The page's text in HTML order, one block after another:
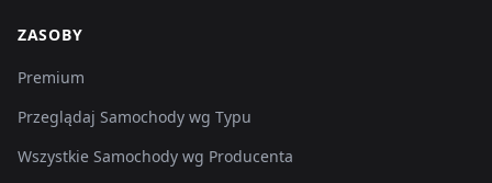
ZASOBY
Premium
Przeglądaj Samochody wg Typu
Wszystkie Samochody wg Producenta